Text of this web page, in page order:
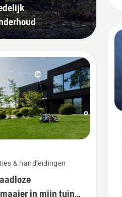
& handleidingen
in mijn tuin